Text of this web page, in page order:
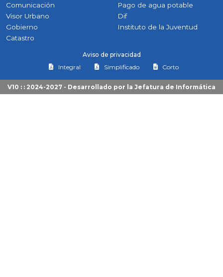
Comunicación
Visor Urbano
Gobierno
Catastro
Pago de agua potable
Dif
Instituto de la Juventud
Aviso de privacidad
Integral
Simplificado Corto
V10 : : 2024-2027 - Desarrollado por la Jefatura de Informática